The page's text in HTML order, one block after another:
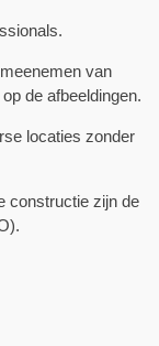
van
de afbeeldingen.
locaties zonder
constructie zijn de